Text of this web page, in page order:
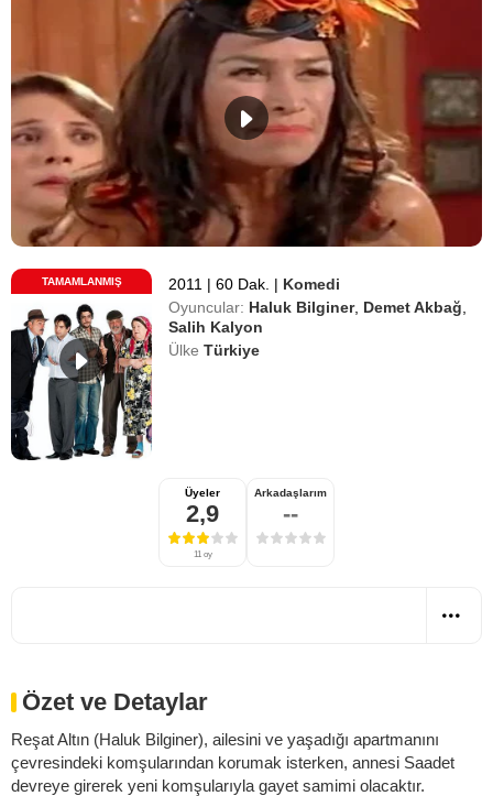
TAMAMLANMIŞ 2011 | 60 Dak. | Komedi
Oyuncular: Haluk Bilginer, Demet Akbağ
Salih Kalyon
Ülke Türkiye
Üyeler
2,9
11 oy
Arkadaşlarım
--
Özet ve Detaylar
Reşat Altın (Haluk Bilginer), ailesini ve yaşadığı apartmanını
çevresindeki komşularından korumak isterken, annesi Saadet
devreye girerek yeni komşularıyla gayet samimi olacaktır.